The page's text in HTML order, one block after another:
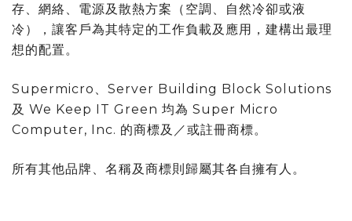
存、網絡、電源及散熱方案（空調、自然冷卻或液
冷），讓客戶為其特定的工作負載及應用，建構出最理
想的配置。
Supermicro、Server Building Block Solutions
及 We Keep IT Green 均為 Super Micro
Computer, Inc. 的商標及／或註冊商標。
所有其他品牌、名稱及商標則歸屬其各自擁有人。